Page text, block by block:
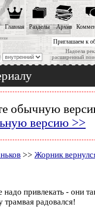
Приглашаем к
Надоела
расширенный
Главная Разделы Архив
обычную
версию >>
>> Жорник
привлекать - они
трамвая радовался!